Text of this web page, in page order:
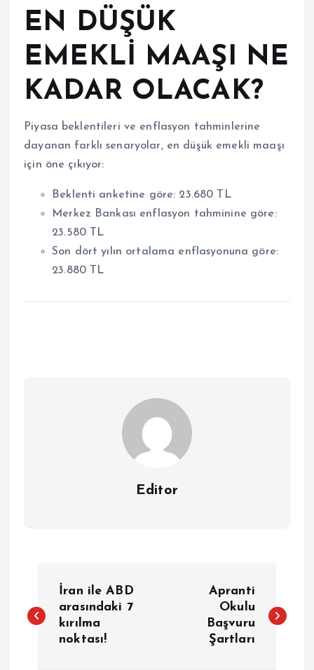
EN DÜŞÜK
EMEKLİ MAAŞI NE
KADAR OLACAK?
Piyasa beklentileri ve enflasyon tahminlerine
dayanan farklı senaryolar, en düşük emekli maaşı
için öne çıkıyor:
Beklenti anketine göre: 23.680 TL
Merkez Bankası enflasyon tahminine göre:
23.580 TL
Son dört yılın ortalama enflasyonuna göre:
23.880 TL
Editor
a
İran ile ABD
arasındaki 7
kırılma
noktası!
Apranti
Okulu
Başvuru
Şartları